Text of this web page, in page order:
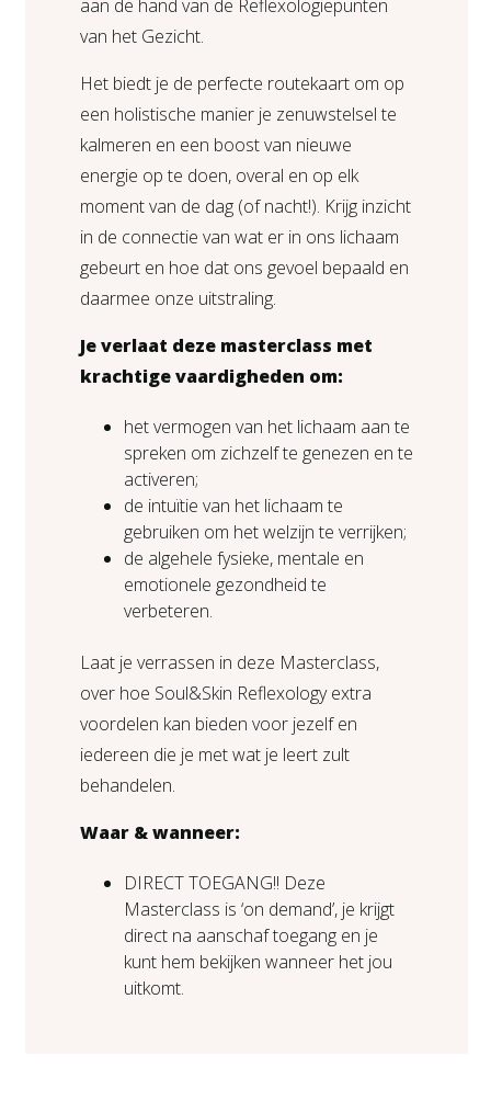
aan de hand van de Reflexologiepunten
van het Gezicht.
Het biedt je de perfecte routekaart om op
een holistische manier je zenuwstelsel te
kalmeren en een boost van nieuwe
energie op te doen, overal en op elk
moment van de dag (of nacht!). Krijg inzicht
in de connectie van wat er in ons lichaam
gebeurt en hoe dat ons gevoel bepaald en
daarmee onze uitstraling.
Je verlaat deze masterclass met
krachtige vaardigheden om:
het vermogen van het lichaam aan te
spreken om zichzelf te genezen en te
activeren;
de intuïtie van het lichaam te
gebruiken om het welzijn te verrijken;
de algehele fysieke, mentale en
emotionele gezondheid te
verbeteren.
Laat je verrassen in deze Masterclass,
over hoe Soul&Skin Reflexology extra
voordelen kan bieden voor jezelf en
iedereen die je met wat je leert zult
behandelen.
Waar & wanneer:
DIRECT TOEGANG!! Deze
Masterclass is ‘on demand’, je krijgt
direct na aanschaf toegang en je
kunt hem bekijken wanneer het jou
uitkomt.